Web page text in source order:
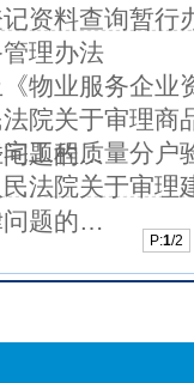
资料查询暂行
理办法
物业服务企业
院关于审理商
问题的…
工程质量分户
民法院关于审
问题的…
P:1/2